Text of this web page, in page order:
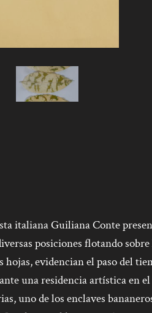
italiana Guiliana Conte
posiciones flotando
hojas, evidencian el paso del
una residencia artística en
uno de los enclaves